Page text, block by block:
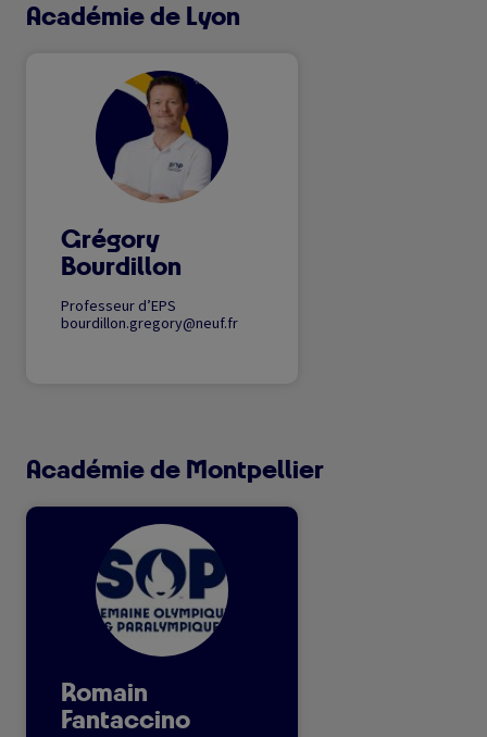
Académie de Lyon
Image
Grégory
Bourdillon
Professeur d’EPS
bourdillon.gregory@neuf.fr
Académie de Montpellier
Image
Romain
Fantaccino